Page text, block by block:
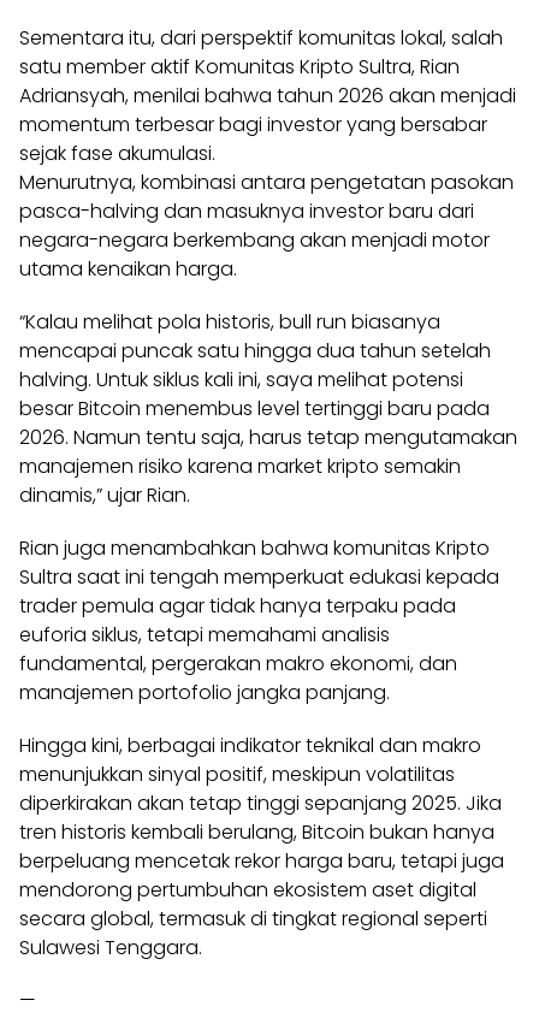
Sementara itu, dari perspektif komunitas lokal, salah
satu member aktif Komunitas Kripto Sultra, Rian
Adriansyah, menilai bahwa tahun 2026 akan menjadi
momentum terbesar bagi investor yang bersabar
sejak fase akumulasi.
Menurutnya, kombinasi antara pengetatan pasokan
pasca-halving dan masuknya investor baru dari
negara-negara berkembang akan menjadi motor
utama kenaikan harga.
“Kalau melihat pola historis, bull run biasanya
mencapai puncak satu hingga dua tahun setelah
halving. Untuk siklus kali ini, saya melihat potensi
besar Bitcoin menembus level tertinggi baru pada
2026. Namun tentu saja, harus tetap mengutamakan
manajemen risiko karena market kripto semakin
dinamis,” ujar Rian.
Rian juga menambahkan bahwa komunitas Kripto
Sultra saat ini tengah memperkuat edukasi kepada
trader pemula agar tidak hanya terpaku pada
euforia siklus, tetapi memahami analisis
fundamental, pergerakan makro ekonomi, dan
manajemen portofolio jangka panjang.
Hingga kini, berbagai indikator teknikal dan makro
menunjukkan sinyal positif, meskipun volatilitas
diperkirakan akan tetap tinggi sepanjang 2025. Jika
tren historis kembali berulang, Bitcoin bukan hanya
berpeluang mencetak rekor harga baru, tetapi juga
mendorong pertumbuhan ekosistem aset digital
secara global, termasuk di tingkat regional seperti
Sulawesi Tenggara.
—